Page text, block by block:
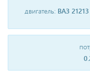
двигатель: ВАЗ 21213